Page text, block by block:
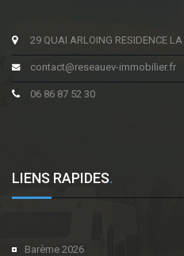
29 QUAI ARLOING RESIDENCE
contact@reseauev-immobilier.fr
06 86 87 52 30
LIENS RAPIDES.
Barème 2026